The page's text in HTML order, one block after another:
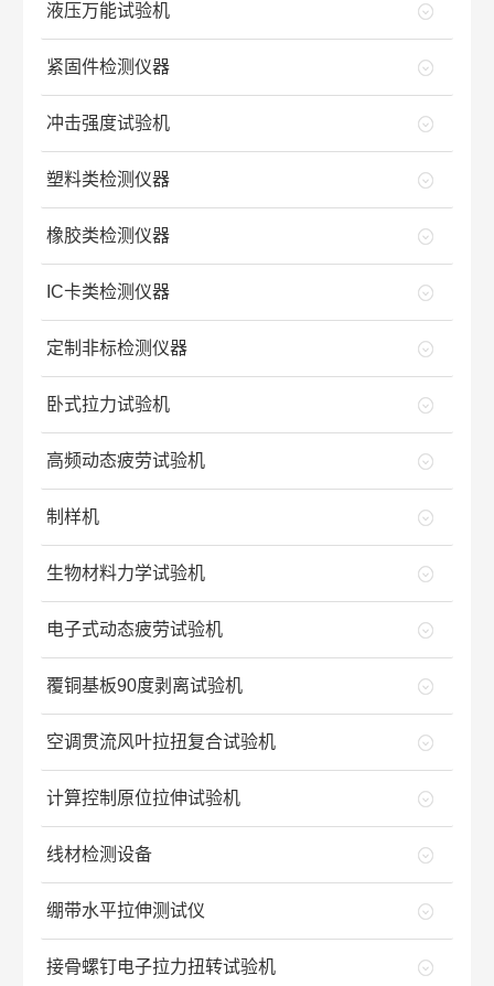
液压万能试验机
紧固件检测仪器
冲击强度试验机
塑料类检测仪器
橡胶类检测仪器
IC卡类检测仪器
定制非标检测仪器
卧式拉力试验机
高频动态疲劳试验机
制样机
生物材料力学试验机
电子式动态疲劳试验机
覆铜基板90度剥离试验机
空调贯流风叶拉扭复合试验机
计算控制原位拉伸试验机
线材检测设备
绷带水平拉伸测试仪
接骨螺钉电子拉力扭转试验机